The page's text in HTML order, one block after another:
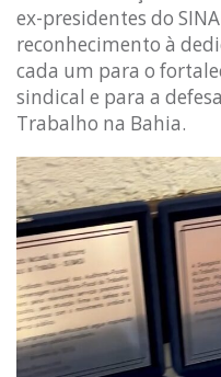
ex-presidentes do
reconhecimento à
cada um para o
sindical e para a
Trabalho na Bahia.